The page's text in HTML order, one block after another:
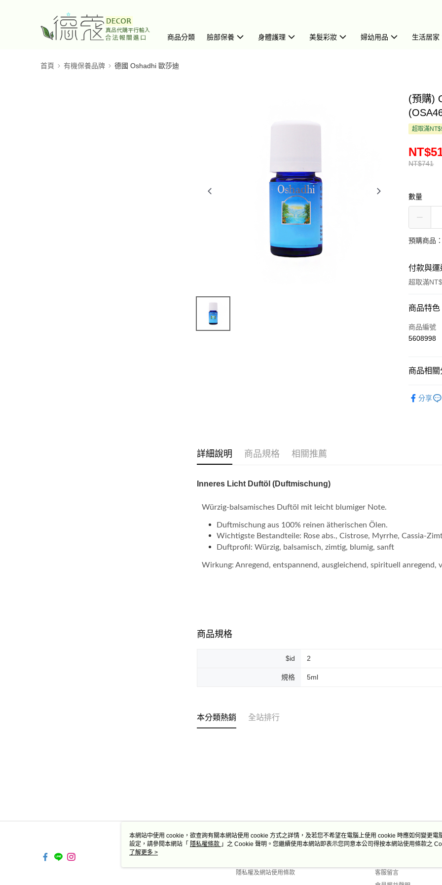
商品分類 臉部保養 身體護理 美髮彩妝 婦幼用品 生活居家
首頁 有機保養品牌 德國 Oshadhi 歐莎迪
(預購)
超取滿
NT$741
數量
預購商品
付款與運
超取滿
付款方式
信用卡一次
街口支付
全家純取
7-11取貨
商品特色
商品編號
5608998
商品相關
分享
詳細說明 商品規格 相關推薦
Inneres Licht Duftöl (Duftmischung)
Würzig-balsamisches Duftöl mit leicht blumiger Note.
Duftmischung aus 100% reinen ätherischen Ölen.
Wichtigste Bestandteile: Rose abs., Cistrose, Myrrhe, Cassia-
Duftprofil: Würzig, balsamisch, zimtig, blumig, sanft
Wirkung: Anregend, entspannend, ausgleichend, spirituell anregend,
商品規格
$id 2
規格 5ml
本分類熱銷 全站排行
關於我們
隱私權及網站使用條款
客服資訊
客服留言
本網站中使用 cookie，欲查詢有關本網站使用 cookie 方式之詳情，及若您不希望在電腦上使用 cookie 時應如何變更電
設定，請參閱本網站「 隱私權條款 」之 Cookie 聲明。您繼續使用本網站即表示您同意本公司得按本網站使用條款之
使用 cookie。
了解更多 >